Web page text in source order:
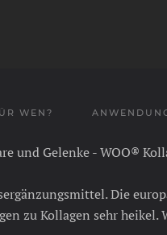
WEN?
und Gelenke - WOO®
Die
zu Kollagen sehr